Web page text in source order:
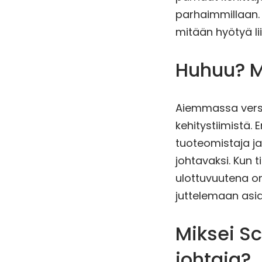
mitään hyötyä
Huhuu?
Aiemmassa
kehitystiimistä.
tuoteomistaja
johtavaksi. Kun
ulottuvuutena
juttelemaan
Miksei